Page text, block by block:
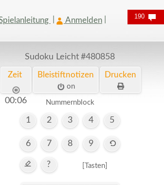
Anmelden
Sudoku Leicht #480858
Zeit
00:07
Bleistiftnotizen
on
Drucken
Nummernblock
1 2 3 4 5
6 7 8 9
? [Tasten]
190